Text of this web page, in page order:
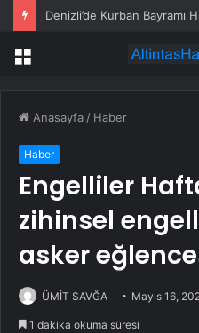
Denizli’de Kurban Bayramı
Menü
Anasayfa / Haber
Haber
Engelliler
zihinsel
asker
ÜMİT SAVĞA Mayıs 16,
1 dakika okuma süresi